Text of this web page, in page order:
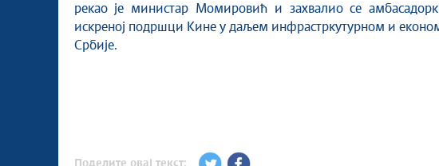
рекао је министар Момировић и захвалио се
искреној подршци Кине у даљем инфрастркутурном и
Србије.
Поделите овај текст: